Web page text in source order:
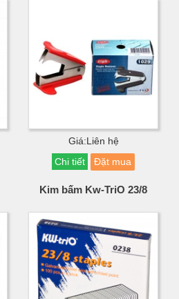
Giá:Liên hệ
Chi tiết
Đặt mua
Kim bấm Kw-TriO 23/8